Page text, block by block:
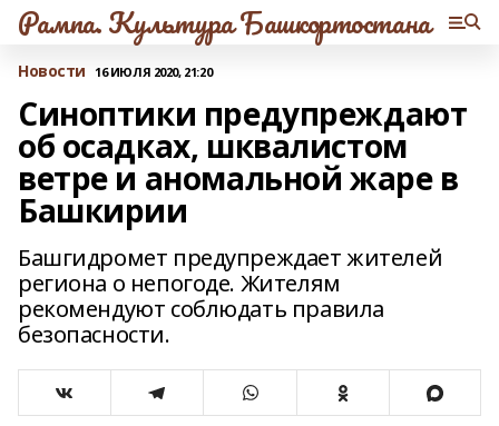
Рампа. Культура Башкортостана
Новости 16 ИЮЛЯ 2020, 21:20
Синоптики предупреждают
об осадках, шквалистом
ветре и аномальной жаре в
Башкирии
Башгидромет предупреждает жителей
региона о непогоде. Жителям
рекомендуют соблюдать правила
безопасности.